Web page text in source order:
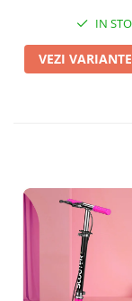
IN
VEZI VARIANTE